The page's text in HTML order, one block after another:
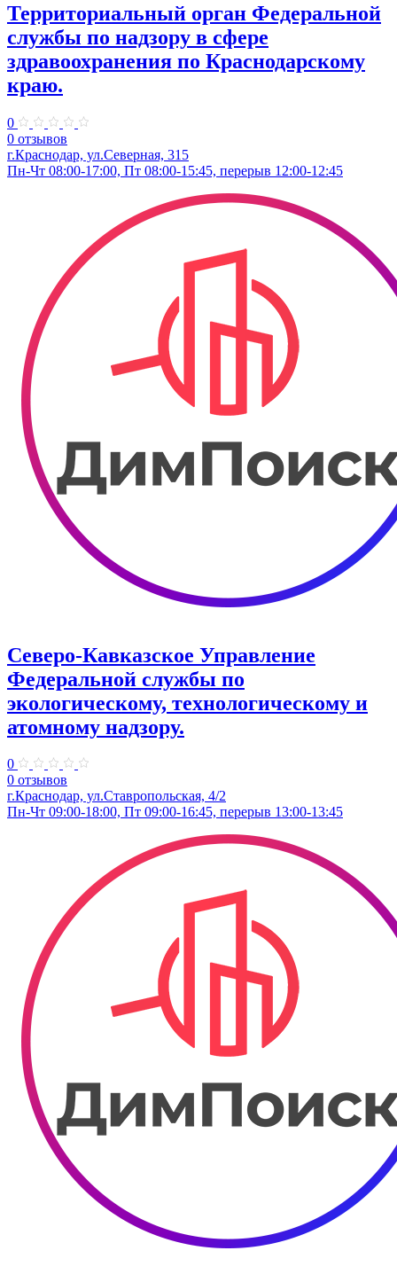
Территориальный орган Федеральной
службы по надзору в сфере
здравоохранения по Краснодарскому
краю.
0
0 отзывов
г.Краснодар, ул.​Северная, 315
Пн-Чт 08:00-17:00, Пт 08:00-15:45, перерыв 12:00-12:45
Северо-Кавказское Управление
Федеральной службы по
экологическому, технологическому и
атомному надзору.
0
0 отзывов
г.Краснодар, ул.​Ставропольская, 4/2
Пн-Чт 09:00-18:00, Пт 09:00-16:45, перерыв 13:00-13:45